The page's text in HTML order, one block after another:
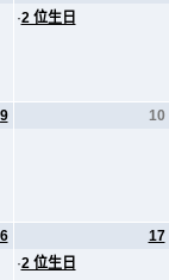
·2 位生日
9
10
17
·2 位生日